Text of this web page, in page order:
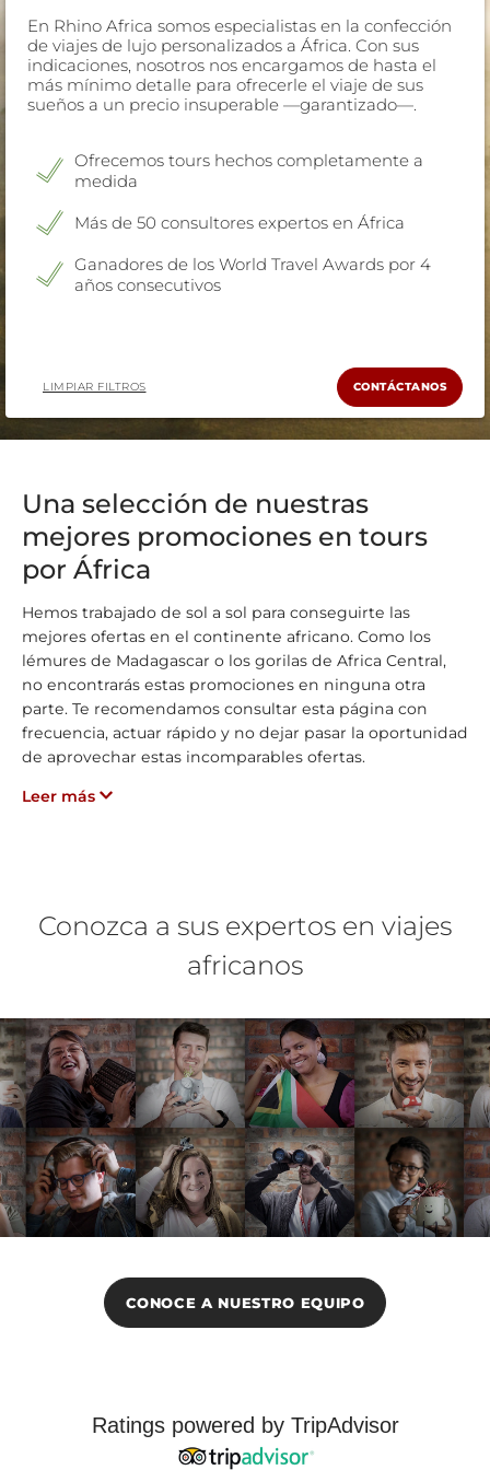
En Rhino Africa somos especialistas en la confección
de viajes de lujo personalizados a África. Con sus
indicaciones, nosotros nos encargamos de hasta el
más mínimo detalle para ofrecerle el viaje de sus
sueños a un precio insuperable —garantizado—.
Ofrecemos tours hechos completamente a
medida
Más de 50 consultores expertos en África
Ganadores de los World Travel Awards por 4
años consecutivos
LIMPIAR FILTROS CONTÁCTANOS
Una selección de nuestras
mejores promociones en tours
por África
Hemos trabajado de sol a sol para conseguirte las
mejores ofertas en el continente africano. Como los
lémures de Madagascar o los gorilas de Africa Central,
no encontrarás estas promociones en ninguna otra
parte. Te recomendamos consultar esta página con
frecuencia, actuar rápido y no dejar pasar la oportunidad
de aprovechar estas incomparables ofertas.
Leer más
Conozca a sus expertos en viajes
africanos
CONOCE A NUESTRO EQUIPO
Ratings powered by TripAdvisor